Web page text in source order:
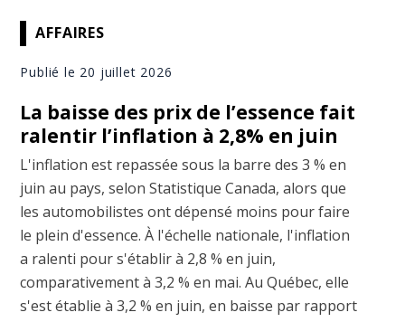
AFFAIRES
Publié le 20 juillet 2026
La baisse des prix de l’essence fait
ralentir l’inflation à 2,8% en juin
L'inflation est repassée sous la barre des 3 % en
juin au pays, selon Statistique Canada, alors que
les automobilistes ont dépensé moins pour faire
le plein d'essence. À l'échelle nationale, l'inflation
a ralenti pour s'établir à 2,8 % en juin,
comparativement à 3,2 % en mai. Au Québec, elle
s'est établie à 3,2 % en juin, en baisse par rapport